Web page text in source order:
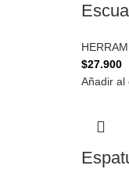
$27.900
Añadir al